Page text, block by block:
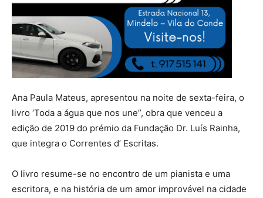
Ana Paula Mateus, apresentou na noite de sexta-feira, o
livro ‘Toda a água que nos une”, obra que venceu a
edição de 2019 do prémio da Fundação Dr. Luís Rainha,
que integra o Correntes d’ Escritas.
O livro resume-se no encontro de um pianista e uma
escritora, e na história de um amor improvável na cidade